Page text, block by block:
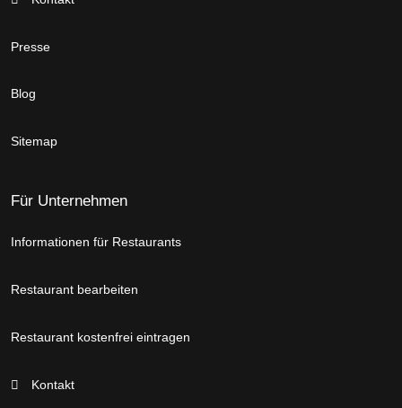
Presse
Blog
Sitemap
Für Unternehmen
Informationen für Restaurants
Restaurant bearbeiten
Restaurant kostenfrei eintragen
Kontakt